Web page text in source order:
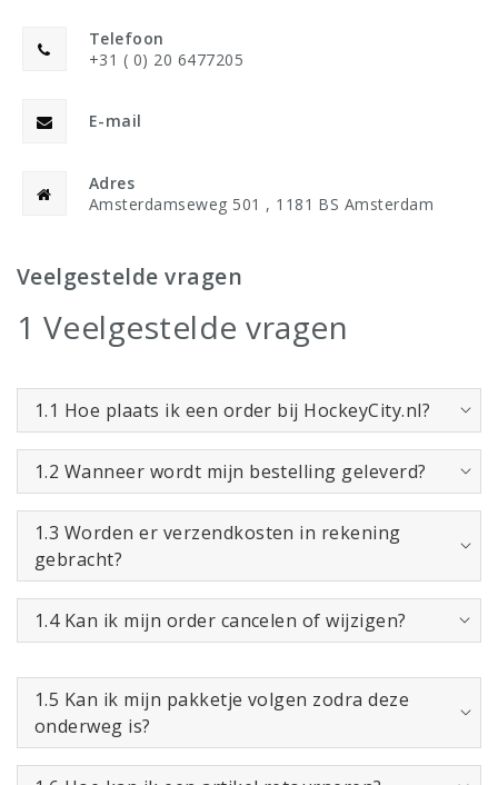
Telefoon
+31 ( 0) 20 6477205
E-mail
Adres
Amsterdamseweg 501 , 1181 BS Amsterdam
Veelgestelde vragen
1 Veelgestelde vragen
1.1 Hoe plaats ik een order bij HockeyCity.nl?
1.2 Wanneer wordt mijn bestelling geleverd?
1.3 Worden er verzendkosten in rekening
gebracht?
1.4 Kan ik mijn order cancelen of wijzigen?
1.5 Kan ik mijn pakketje volgen zodra deze
onderweg is?